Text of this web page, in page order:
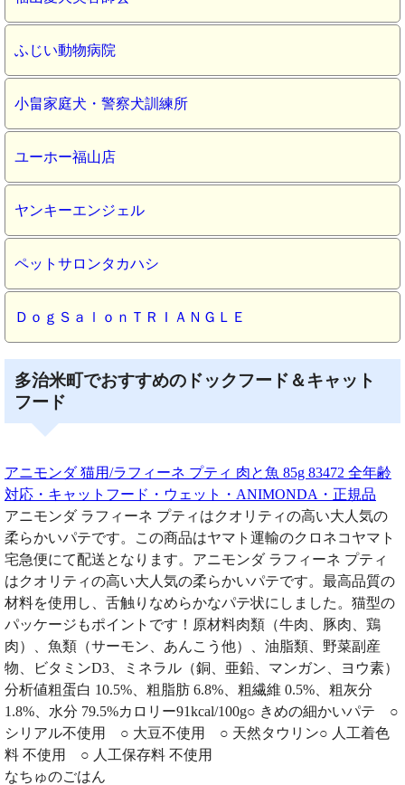
ふじい動物病院
小畠家庭犬・警察犬訓練所
ユーホー福山店
ヤンキーエンジェル
ペットサロンタカハシ
ＤｏｇＳａｌｏｎＴＲＩＡＮＧＬＥ
多治米町でおすすめのドックフード＆キャット
フード
アニモンダ 猫用/ラフィーネ プティ 肉と魚 85g 83472 全年齢
対応・キャットフード・ウェット・ANIMONDA・正規品
アニモンダ ラフィーネ プティはクオリティの高い大人気の
柔らかいパテです。この商品はヤマト運輸のクロネコヤマト
宅急便にて配送となります。アニモンダ ラフィーネ プティ
はクオリティの高い大人気の柔らかいパテです。最高品質の
材料を使用し、舌触りなめらかなパテ状にしました。猫型の
パッケージもポイントです！原材料肉類（牛肉、豚肉、鶏
肉）、魚類（サーモン、あんこう他）、油脂類、野菜副産
物、ビタミンD3、ミネラル（銅、亜鉛、マンガン、ヨウ素）
分析値粗蛋白 10.5%、粗脂肪 6.8%、粗繊維 0.5%、粗灰分
1.8%、水分 79.5%カロリー91kcal/100g○ きめの細かいパテ ○
シリアル不使用 ○ 大豆不使用 ○ 天然タウリン○ 人工着色
料 不使用 ○ 人工保存料 不使用
なちゅのごはん